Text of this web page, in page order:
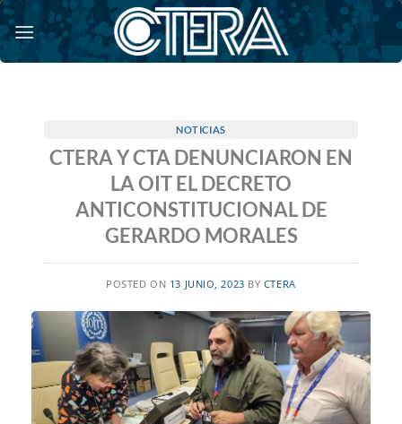
Saltar
al
contenido
NOTICIAS
CTERA Y CTA DENUNCIARON EN
LA OIT EL DECRETO
ANTICONSTITUCIONAL DE
GERARDO MORALES
POSTED ON 13 JUNIO, 2023 BY CTERA